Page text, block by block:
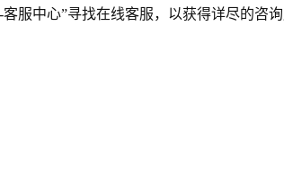
服中心”寻找在线客服，以获得详尽的咨